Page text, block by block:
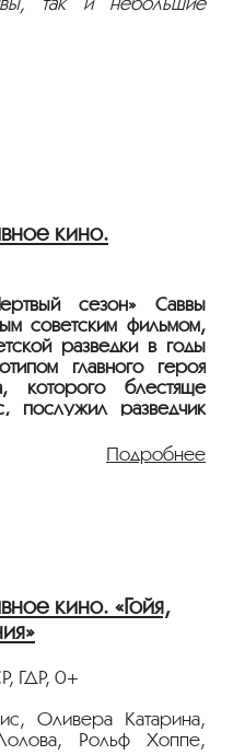
кино.
сезон» Саввы
советским фильмом,
разведки в годы
главного героя
которого блестяще
послужил разведчик
а в начале картины
появляется еще один
на пилота
Все материалы для
Вайншток получал
бесспорной
отдельно следует
который создал
и лаконичную
драма, приключения,
Подробнее
кино. «Гойя,
ГДР, 0+
Оливера Катарина,
Рольф Хоппе,